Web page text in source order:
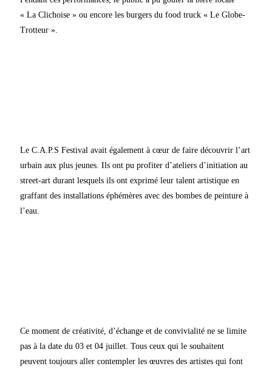
« La Clichoise » ou encore les burgers du food truck « Le Globe-
Trotteur ».
Le C.A.P.S Festival avait également à cœur de faire découvrir l’art
urbain aux plus jeunes. Ils ont pu profiter d’ateliers d’initiation au
street-art durant lesquels ils ont exprimé leur talent artistique en
graffant des installations éphémères avec des bombes de peinture à
l’eau.
Ce moment de créativité, d’échange et de convivialité ne se limite
pas à la date du 03 et 04 juillet. Tous ceux qui le souhaitent
peuvent toujours aller contempler les œuvres des artistes qui font